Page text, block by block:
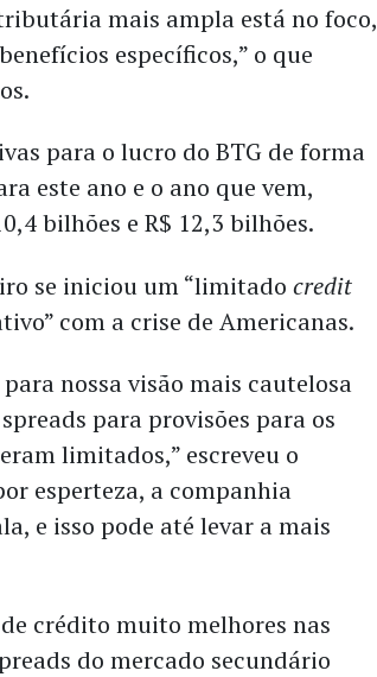
mais ampla está no foco,
específicos,” o que
para o lucro do BTG de forma
este ano e o ano que vem,
bilhões e R$ 12,3 bilhões.
se iniciou um “limitadocredit
com a crise de Americanas.
nossa visão mais cautelosa
para provisões para os
limitados,” escreveu o
esperteza, a companhia
e isso pode até levar a mais
crédito muito melhores nas
do mercado secundário